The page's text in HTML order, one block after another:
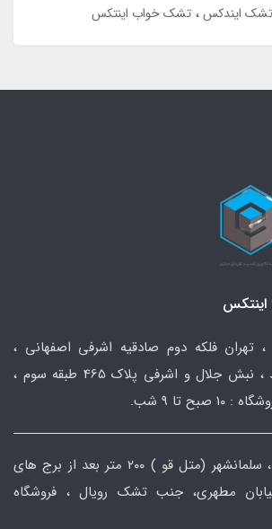
تشک ایندکس تشک خواب اینتکس
تهران فلکه دوم صادقیه اشرفی اصفهانی ،
ابتدای جلال آل احمد ، نبش جلال و اشرفی پلاک 465 طبقه سوم ،
شعبه دوم : مازندران ، سلمانشهر (متل قو ) ۲۰۰ متر بعد از برج های
مطهری، جنب تشک رویال ، فروشگاه